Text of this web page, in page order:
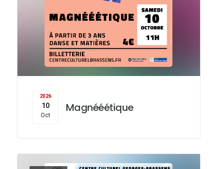
2026
10
Oct
Magnééétique